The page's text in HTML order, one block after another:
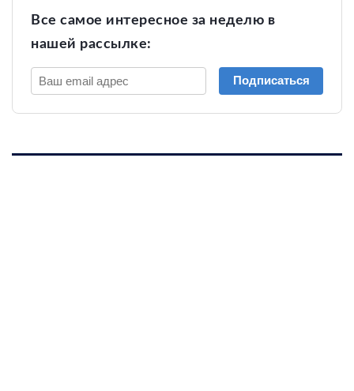
Все самое интересное за неделю в
нашей рассылке:
Подписаться